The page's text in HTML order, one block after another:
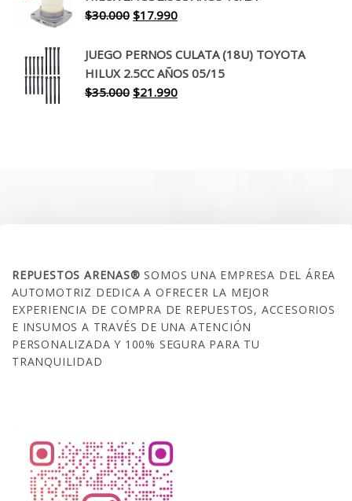
$260.000.
$30.000 El
original
era:
$30.000.
$17.990El
actual
es:
$17.990.
JUEGO PERNOS CULATA (18U) TOYOTA
HILUX 2.5CC AÑOS 05/15
$35.000 El
$21.990El
REPUESTOS ARENAS®SOMOS UNA EMPRESA DEL ÁREA
AUTOMOTRIZ DEDICA A OFRECER LA MEJOR
EXPERIENCIA DE COMPRA DE REPUESTOS, ACCESORIOS
E INSUMOS A TRAVÉS DE UNA ATENCIÓN
PERSONALIZADA Y 100% SEGURA PARA TU
TRANQUILIDAD